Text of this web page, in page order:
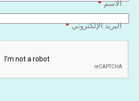
الاسم*
البريد الإلكتروني*